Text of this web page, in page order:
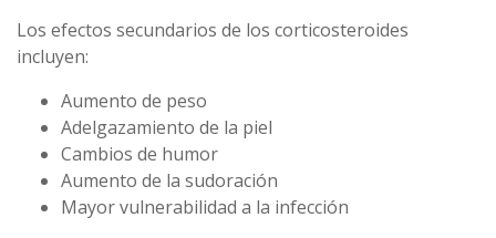
Los efectos secundarios de los corticosteroides
incluyen:
Aumento de peso
Adelgazamiento de la piel
Cambios de humor
Aumento de la sudoración
Mayor vulnerabilidad a la infección